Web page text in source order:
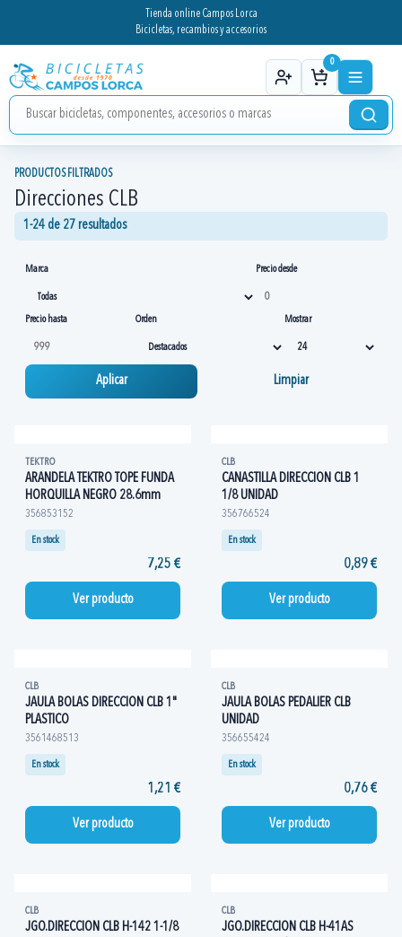
Tienda online Campos Lorca
Bicicletas, recambios y accesorios
0
PRODUCTOS FILTRADOS
Direcciones CLB
1-24 de 27 resultados
Marca Precio desde
Precio hasta Orden Mostrar
Aplicar Limpiar
TEKTRO
ARANDELA TEKTRO TOPE FUNDA
HORQUILLA NEGRO 28.6mm
356853152
En stock
7,25 €
Ver producto
CLB
CANASTILLA DIRECCION CLB 1
1/8 UNIDAD
356766524
En stock
0,89 €
Ver producto
CLB
JAULA BOLAS DIRECCION CLB 1"
PLASTICO
3561468513
En stock
1,21 €
Ver producto
CLB
JAULA BOLAS PEDALIER CLB
UNIDAD
356655424
En stock
0,76 €
Ver producto
CLB
JGO.DIRECCION CLB H-142 1-1/8
CLB
JGO.DIRECCION CLB H-41AS